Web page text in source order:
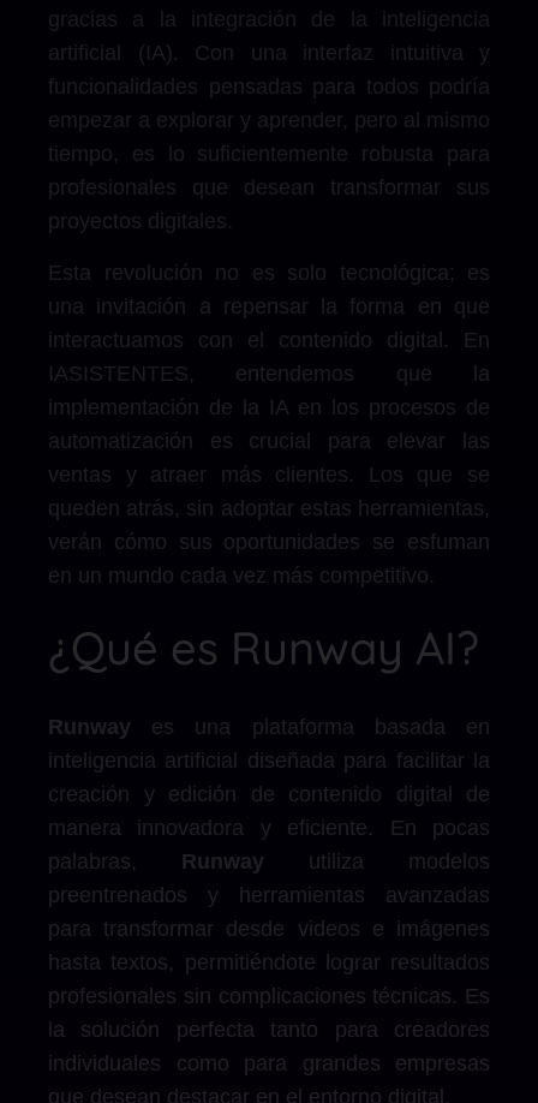
gracias a la integración de la inteligencia
artificial (IA). Con una interfaz intuitiva y
funcionalidades pensadas para todos podría
empezar a explorar y aprender, pero al mismo
tiempo, es lo suficientemente robusta para
profesionales que desean transformar sus
proyectos digitales.
Esta revolución no es solo tecnológica; es
una invitación a repensar la forma en que
interactuamos con el contenido digital. En
IASISTENTES, entendemos que la
implementación de la IA en los procesos de
automatización es crucial para elevar las
ventas y atraer más clientes. Los que se
queden atrás, sin adoptar estas herramientas,
verán cómo sus oportunidades se esfuman
en un mundo cada vez más competitivo.
¿Qué es Runway AI?
Runway es una plataforma basada en
inteligencia artificial diseñada para facilitar la
creación y edición de contenido digital de
manera innovadora y eficiente. En pocas
palabras, Runway utiliza modelos
preentrenados y herramientas avanzadas
para transformar desde videos e imágenes
hasta textos, permitiéndote lograr resultados
profesionales sin complicaciones técnicas. Es
la solución perfecta tanto para creadores
individuales como para grandes empresas
que desean destacar en el entorno digital.